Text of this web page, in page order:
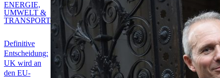
Definitive
Entscheidung:
UK wird an
den EU-
ENERGIE,
UMWELT &
TRANSPORT